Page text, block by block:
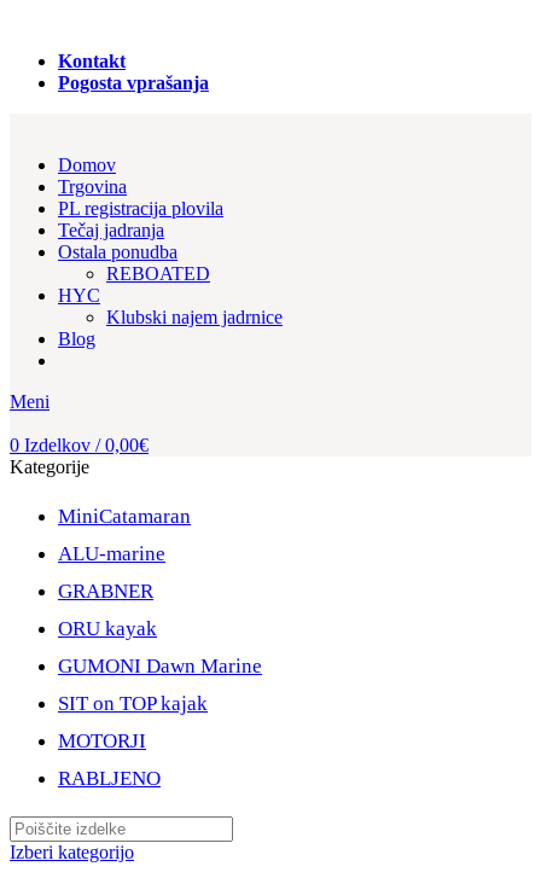
Kontakt
Pogosta vprašanja
Domov
Trgovina
PL registracija plovila
Tečaj jadranja
Ostala ponudba
REBOATED
HYC
Klubski najem jadrnice
Blog
Meni
0 Izdelkov / 0,00€
Kategorije
MiniCatamaran
ALU-marine
GRABNER
ORU kayak
GUMONI Dawn Marine
SIT on TOP kajak
MOTORJI
RABLJENO
Izberi kategorijo